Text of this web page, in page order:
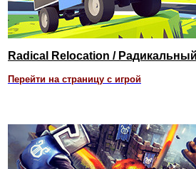
Radical Relocation /
Перейти на страницу с игрой